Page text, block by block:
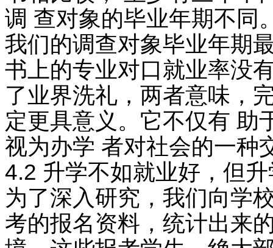
调 查对象的毕业年期不同
我们的调查对象毕业年期
书上的专业对口就业率没
了业界洗礼，两者意味，
定更具意义。它不仅有 助
视为办学 者对社会的一种
4.2 升学不如就业好，但
为了深入研究，我们向学
考的报名资料，统计出来